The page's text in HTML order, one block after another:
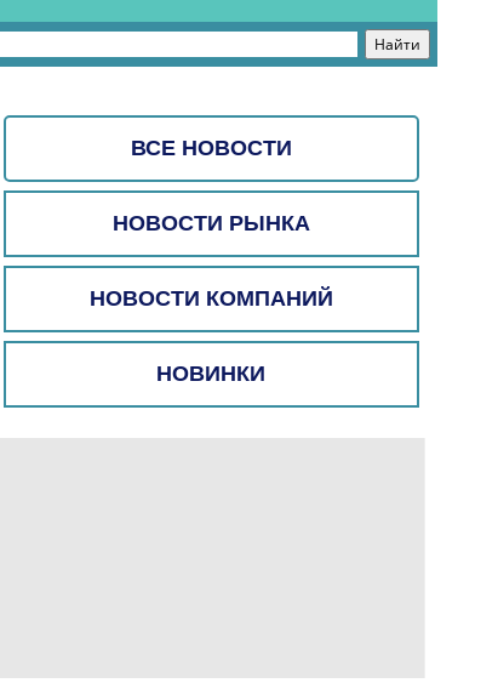
ВСЕ НОВОСТИ
НОВОСТИ РЫНКА
НОВОСТИ КОМПАНИЙ
НОВИНКИ